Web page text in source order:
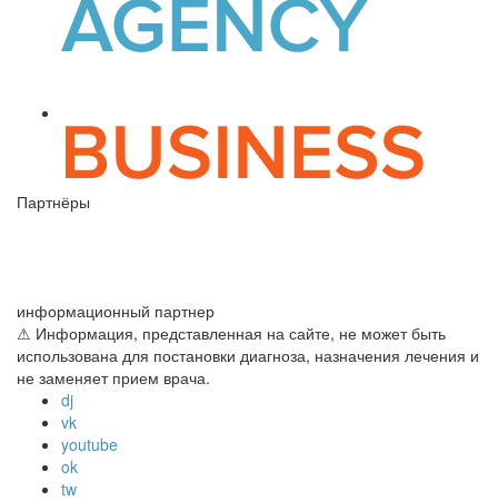
Партнёры
информационный партнер
⚠ Информация, представленная на сайте, не может быть
использована для постановки диагноза, назначения лечения и
не заменяет прием врача.
dj
vk
youtube
ok
tw